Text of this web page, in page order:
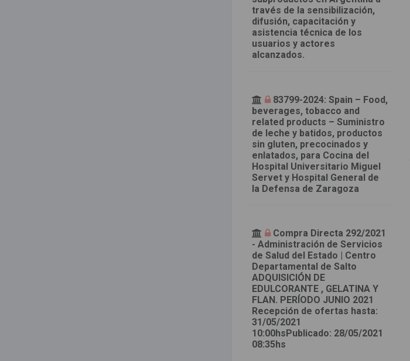
través de la sensibilización,
difusión, capacitación y
asistencia técnica de los
usuarios y actores
alcanzados.
83799-2024: Spain – Food,
beverages, tobacco and
related products – Suministro
de leche y batidos, productos
sin gluten, precocinados y
enlatados, para Cocina del
Hospital Universitario Miguel
Servet y Hospital General de
la Defensa de Zaragoza
Compra Directa 292/2021
- Administración de Servicios
de Salud del Estado | Centro
Departamental de Salto
ADQUISICIÓN DE
EDULCORANTE , GELATINA Y
FLAN. PERÍODO JUNIO 2021
Recepción de ofertas hasta:
31/05/2021
10:00hsPublicado: 28/05/2021
08:35hs